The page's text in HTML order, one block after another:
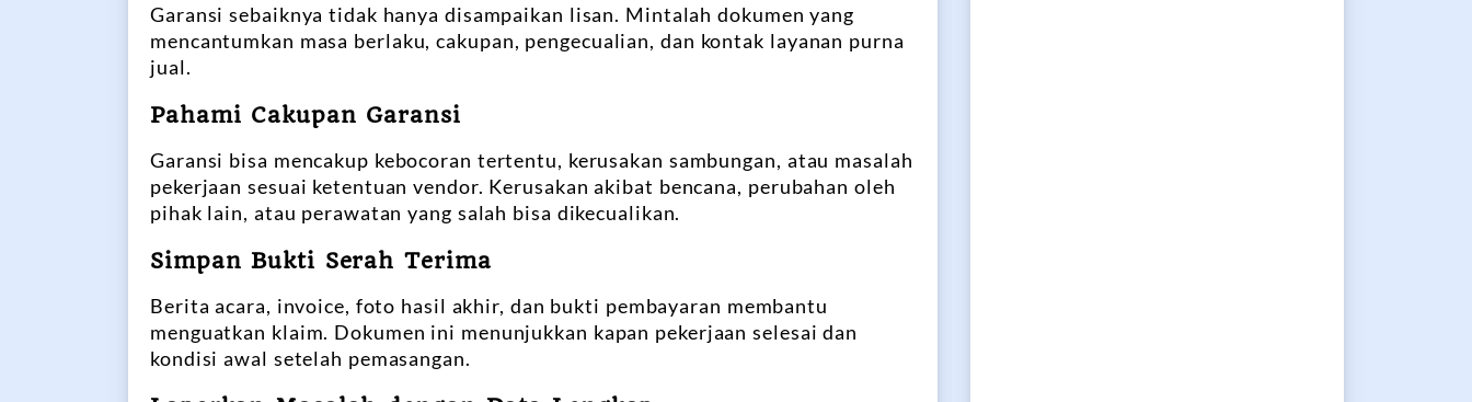
Garansi sebaiknya tidak hanya disampaikan lisan. Mintalah dokumen yang
mencantumkan masa berlaku, cakupan, pengecualian, dan kontak layanan purna
jual.
Pahami Cakupan Garansi
Garansi bisa mencakup kebocoran tertentu, kerusakan sambungan, atau masalah
pekerjaan sesuai ketentuan vendor. Kerusakan akibat bencana, perubahan oleh
pihak lain, atau perawatan yang salah bisa dikecualikan.
Simpan Bukti Serah Terima
Berita acara, invoice, foto hasil akhir, dan bukti pembayaran membantu
menguatkan klaim. Dokumen ini menunjukkan kapan pekerjaan selesai dan
kondisi awal setelah pemasangan.